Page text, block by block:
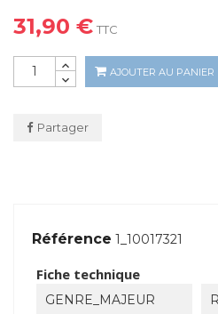
31,90 € TTC
AJOUTER AU PANIER
Partager
Référence 1_10017321
Fiche technique
GENRE_MAJEUR